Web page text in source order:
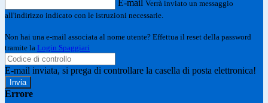
E-mail Verrà inviato un messaggio
all'indirizzo indicato con le istruzioni necessarie.
Non hai una e-mail associata al nome utente? Effettua il reset della password
tramite la Login Spaggiari
E-mail inviata, si prega di controllare la casella di posta elettronica!
Errore